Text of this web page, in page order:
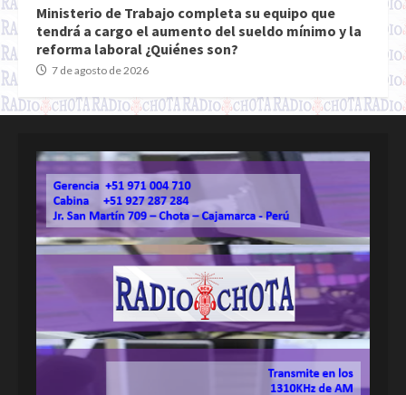
Ministerio de Trabajo completa su equipo que
tendrá a cargo el aumento del sueldo mínimo y la
reforma laboral ¿Quiénes son?
7 de agosto de 2026